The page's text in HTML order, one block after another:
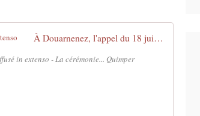
À Douarnenez, l'appel du 18 juin 1940 diffusé in extenso
in extenso - La cérémonie... Quimper